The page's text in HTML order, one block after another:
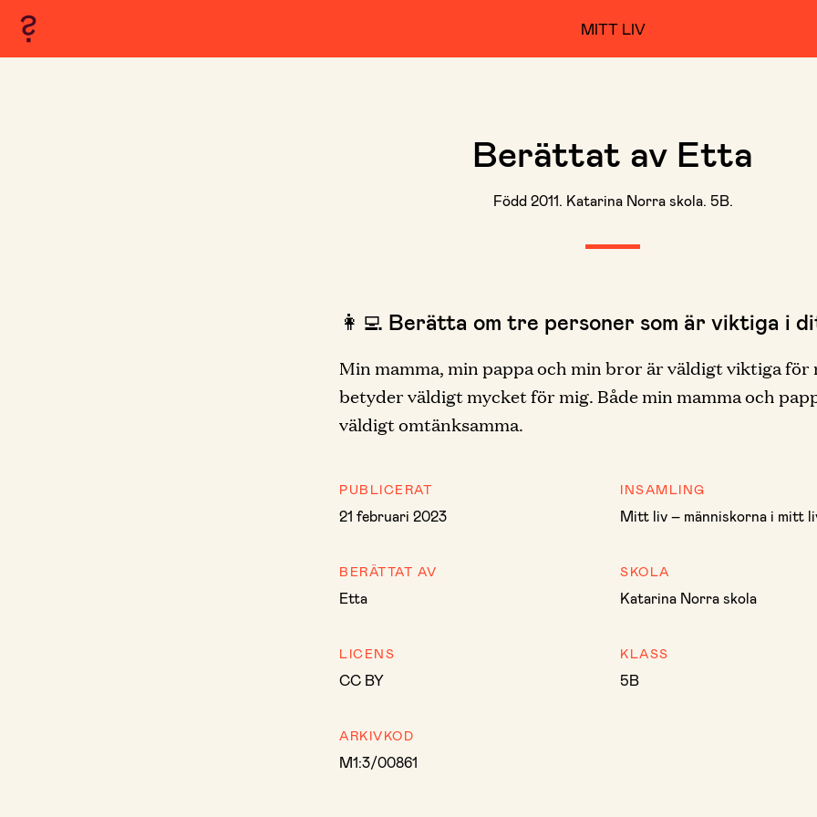
MITT LIV
Berättat av Etta
Född 2011. Katarina Norra skola. 5B.
👩‍💻 Berätta om tre personer som är viktiga i
Min mamma, min pappa och min bror är väldigt viktiga för
betyder väldigt mycket för mig. Både min mamma och
väldigt omtänksamma.
PUBLICERAT
21 februari 2023
BERÄTTAT AV
Etta
LICENS
CC BY
ARKIVKOD
M1:3/00861
INSAMLING
Mitt liv – människorna i mitt
SKOLA
Katarina Norra skola
KLASS
5B